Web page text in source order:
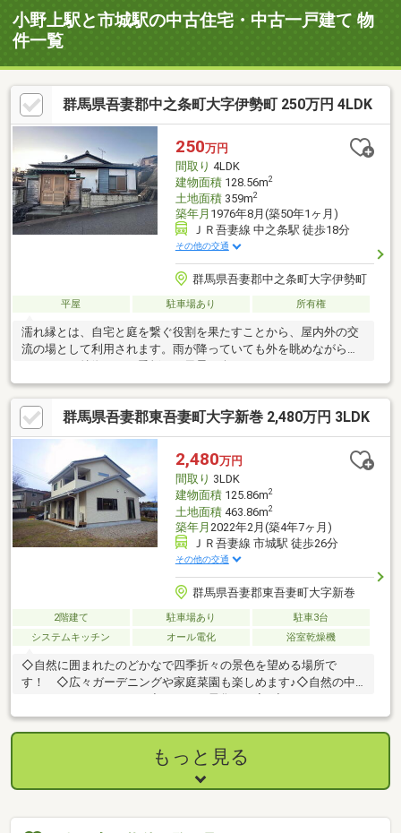
小野上駅と市城駅の中古住宅・中古一戸建て 物
件一覧
群馬県吾妻郡中之条町大字伊勢町 250万円 4LDK
250万円
間取り 4LDK
建物面積128.56m2
土地面積359m2
築年月 1976年8月(築50年1ヶ月)
ＪＲ吾妻線 中之条駅 徒歩18分
その他の交通
群馬県吾妻郡中之条町大字伊勢町
平屋 駐車場あり 所有権
濡れ縁とは、自宅と庭を繋ぐ役割を果たすことから、屋内外の交
流の場として利用されます。雨が降っていても外を眺めながら過
た、自然と一体となったような生活を体験することができ、リラ
ックスするのに適しています。
群馬県吾妻郡東吾妻町大字新巻 2,480万円 3LDK
2,480万円
間取り 3LDK
建物面積125.86m2
土地面積463.86m2
築年月 2022年2月(築4年7ヶ月)
ＪＲ吾妻線 市城駅 徒歩26分
その他の交通
群馬県吾妻郡東吾妻町大字新巻
2階建て 駐車場あり
駐車3台
システムキッチン
オール電化 浴室乾燥機
◇自然に囲まれたのどかなで四季折々の景色を望める場所で
す！ ◇広々ガーデニングや家庭菜園も楽しめます♪◇自然の中
グヒーターでお手入れも楽々です！ ◇お気軽にお問い合わせく
ださい。
もっと見る